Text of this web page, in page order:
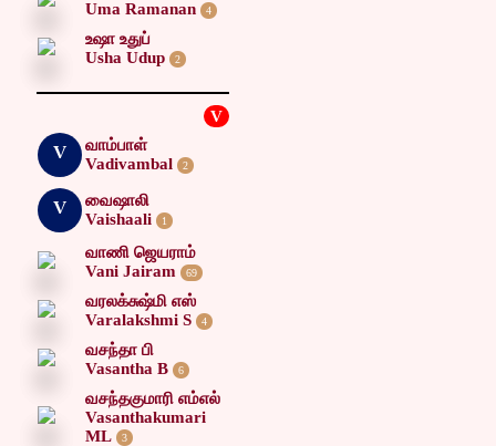
Uma Ramanan
4
உஷா உதுப்
Usha Udup
2
V
V
வாம்பாள்
Vadivambal
2
V
வைஷாலி
Vaishaali
1
வாணி ஜெயராம்
Vani Jairam
69
வரலக்சுஷ்மி எஸ்
Varalakshmi S
4
வசந்தா பி
Vasantha B
6
வசந்தகுமாரி எம்எல்
Vasanthakumari
ML
3